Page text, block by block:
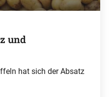
und
hat sich der Absatz